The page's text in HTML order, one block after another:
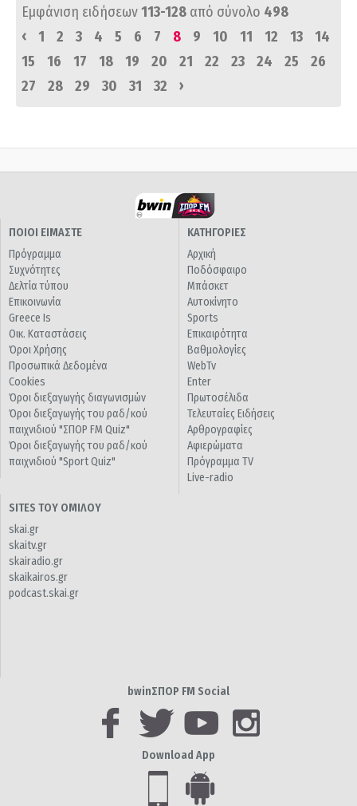
Εμφάνιση ειδήσεων113-128 από σύνολο 498
‹
1 2 3 4 5 6 7 8 9 10 11 12 13
14
15
16 17 18 19 20 21 22 23 24 25
26
27
28 29 30 31 32 ›
ΠΟΙΟΙ ΕΙΜΑΣΤΕ
Πρόγραμμα
Συχνότητες
Δελτία τύπου
Επικοινωνία
Greece Is
Οικ. Καταστάσεις
Όροι Χρήσης
Προσωπικά Δεδομένα
Cookies
Όροι διεξαγωγής διαγωνισμών
Όροι διεξαγωγής του ραδ/κού
παιχνιδιού "ΣΠΟΡ FM Quiz"
Όροι διεξαγωγής του ραδ/κού
παιχνιδιού "Sport Quiz"
ΚΑΤΗΓΟΡΙΕΣ
Αρχική
Ποδόσφαιρο
Μπάσκετ
Αυτοκίνητο
Sports
Επικαιρότητα
Βαθμολογίες
WebTv
Enter
Πρωτοσέλιδα
Τελευταίες Ειδήσεις
Αρθρογραφίες
Αφιερώματα
Πρόγραμμα TV
Live-radio
SITES ΤΟΥ ΟΜΙΛΟΥ
skai.gr
skaitv.gr
skairadio.gr
skaikairos.gr
podcast.skai.gr
bwinΣΠΟΡ FM Social
Download App